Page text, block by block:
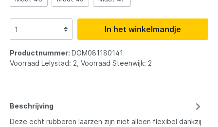
In het winkelmandje
Productnummer: DOM081180141
Voorraad Lelystad: 2, Voorraad Steenwijk: 2
Beschrijving
Deze echt rubberen laarzen zijn niet alleen flexibel dankzij